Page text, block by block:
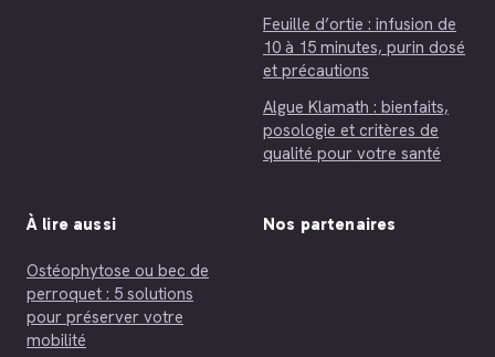
Feuille d’ortie : infusion de
10 à 15 minutes, purin dosé
et précautions
Algue Klamath : bienfaits,
posologie et critères de
qualité pour votre santé
À lire aussi
Ostéophytose ou bec de
perroquet : 5 solutions
pour préserver votre
mobilité
Nos partenaires